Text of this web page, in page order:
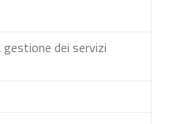
gestione dei servizi